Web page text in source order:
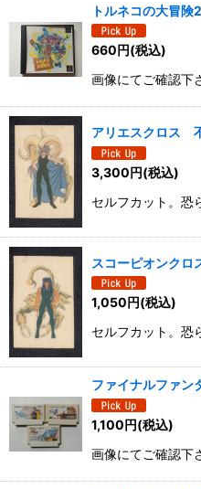
トルネコの大冒
660円(税込)
画像にてご確認下
アリエスクロス
3,300円(税込)
セルフカット。恐
スコーピオンク
1,050円(税込)
セルフカット。恐
ファイナルファ
1,100円(税込)
画像にてご確認下